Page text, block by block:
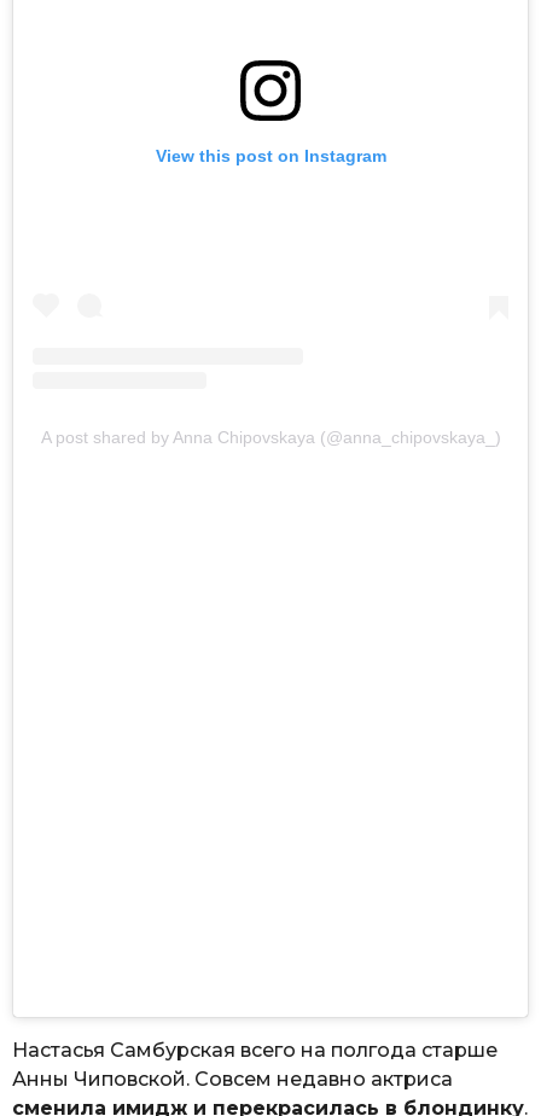
View this post on Instagram
A post shared by Anna Chipovskaya (@anna_chipovskaya_)
Настасья Самбурская всего на полгода старше
Анны Чиповской. Совсем недавно актриса
сменила имидж и перекрасилась в блондинку.